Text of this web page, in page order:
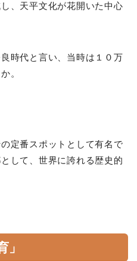
、天平文化が花開いた中心
時代と言い、当時は１０万
。
定番スポットとして有名で
して、世界に誇れる歴史的
」